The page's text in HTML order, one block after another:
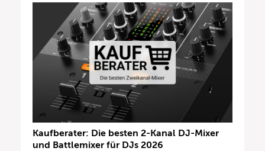
Kaufberater: Die besten 2-Kanal DJ-Mixer
und Battlemixer für DJs 2026